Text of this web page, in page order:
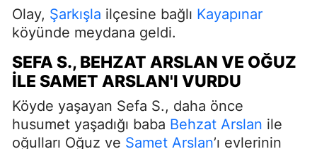
Olay, Şarkışla ilçesine bağlı Kayapınar
köyünde meydana geldi.
SEFA S., BEHZAT ARSLAN VE OĞUZ
ILE SAMET ARSLAN'I VURDU
Köyde yaşayan Sefa S., daha önce
husumet yaşadığı baba Behzat Arslan ile
oğulları Oğuz ve Samet Arslan’ı evlerinin